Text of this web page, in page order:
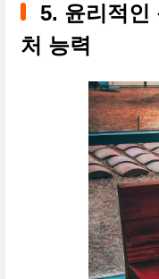
5. 윤리적인
처 능력